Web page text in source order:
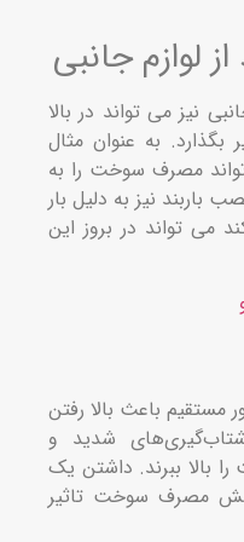
جانبی
تواند در بالا
عنوان مثال
سوخت را به
به دلیل بار
در بروز این
بالا رفتن
شدید و
داشتن یک
سوخت تاثیر